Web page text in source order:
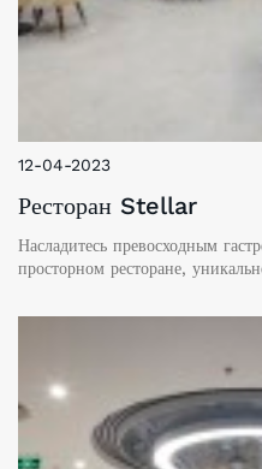
12-04-2023
Ресторан Stellar
Насладитесь превосходным
просторном ресторане,